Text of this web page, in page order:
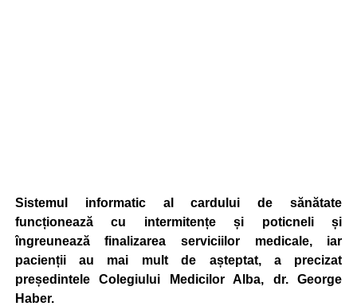
Sistemul informatic al cardului de sănătate
funcționează cu intermitențe și poticneli și
îngreunează finalizarea serviciilor medicale, iar
pacienții au mai mult de așteptat, a precizat
președintele Colegiului Medicilor Alba, dr. George
Haber.